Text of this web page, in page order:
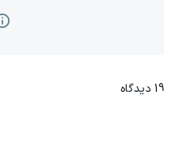
19 دیدگاه